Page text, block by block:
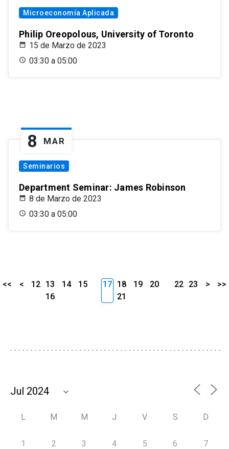
Microeconomía Aplicada
Philip Oreopolous, University of Toronto
15 de Marzo de 2023
03:30 a 05:00
8 MAR
Seminarios
Department Seminar: James Robinson
8 de Marzo de 2023
03:30 a 05:00
<< < 12 13 14
15
16
17 18 19
20
21
22 23 > >>
L M M J V S D
1 2 3 4 5 6 7